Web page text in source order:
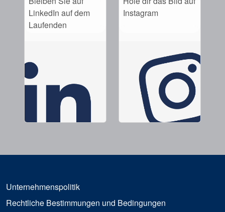
LinkedIn auf dem
Laufenden
Instagram
Unternehmenspolitik
Rechtliche Bestimmungen und Bedingungen